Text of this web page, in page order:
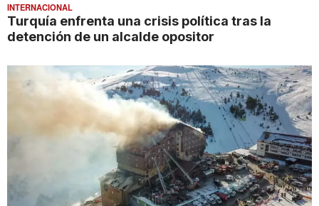
INTERNACIONAL
Turquía enfrenta una crisis política tras la
detención de un alcalde opositor